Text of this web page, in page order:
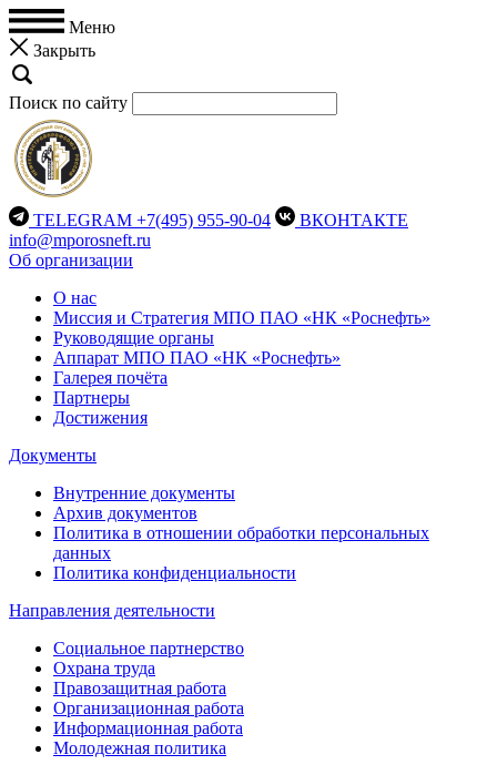
Меню
Закрыть
Поиск по сайту
TELEGRAM +7(495) 955-90-04
ВКОНТАКТЕ
info@mporosneft.ru
Об организации
О нас
Миссия и Стратегия МПО ПАО «НК «Роснефть»
Руководящие органы
Аппарат МПО ПАО «НК «Роснефть»
Галерея почёта
Партнеры
Достижения
Документы
Внутренние документы
Архив документов
Политика в отношении обработки персональных
данных
Политика конфиденциальности
Направления деятельности
Социальное партнерство
Охрана труда
Правозащитная работа
Организационная работа
Информационная работа
Молодежная политика